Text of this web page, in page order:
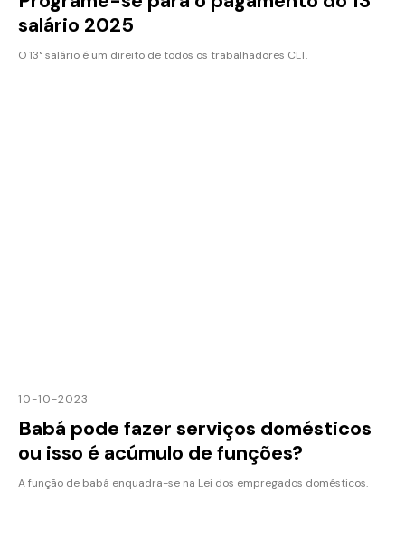
salário 2025
O 13° salário é um direito de todos os trabalhadores CLT.
10-10-2023
Babá pode fazer serviços domésticos
ou isso é acúmulo de funções?
A função de babá enquadra-se na Lei dos empregados domésticos.